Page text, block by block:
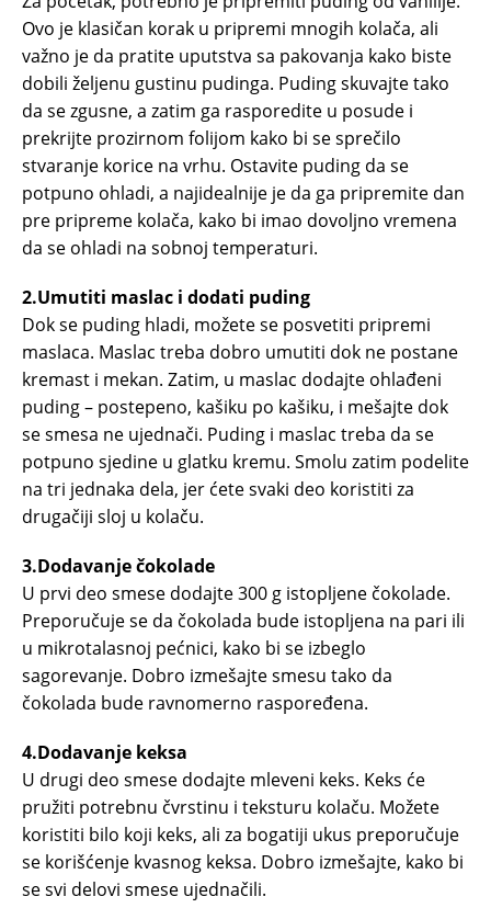
Ovo je klasičan korak u pripremi mnogih kolača, ali
važno je da pratite uputstva sa pakovanja kako biste
dobili željenu gustinu pudinga. Puding skuvajte tako
da se zgusne, a zatim ga rasporedite u posude i
prekrijte prozirnom folijom kako bi se sprečilo
stvaranje korice na vrhu. Ostavite puding da se
potpuno ohladi, a najidealnije je da ga pripremite dan
pre pripreme kolača, kako bi imao dovoljno vremena
da se ohladi na sobnoj temperaturi.
2.Umutiti maslac i dodati puding
Dok se puding hladi, možete se posvetiti pripremi
maslaca. Maslac treba dobro umutiti dok ne postane
kremast i mekan. Zatim, u maslac dodajte ohlađeni
puding – postepeno, kašiku po kašiku, i mešajte dok
se smesa ne ujednači. Puding i maslac treba da se
potpuno sjedine u glatku kremu. Smolu zatim podelite
na tri jednaka dela, jer ćete svaki deo koristiti za
drugačiji sloj u kolaču.
3.Dodavanje čokolade
U prvi deo smese dodajte 300 g istopljene čokolade.
Preporučuje se da čokolada bude istopljena na pari ili
u mikrotalasnoj pećnici, kako bi se izbeglo
sagorevanje. Dobro izmešajte smesu tako da
čokolada bude ravnomerno raspoređena.
4.Dodavanje keksa
U drugi deo smese dodajte mleveni keks. Keks će
pružiti potrebnu čvrstinu i teksturu kolaču. Možete
koristiti bilo koji keks, ali za bogatiji ukus preporučuje
se korišćenje kvasnog keksa. Dobro izmešajte, kako bi
se svi delovi smese ujednačili.